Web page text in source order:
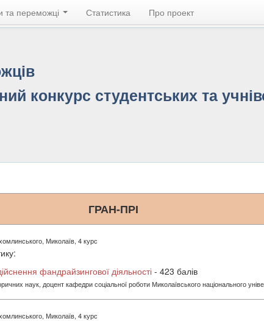
та переможці Статистика Про проект
конкурс студентських та
ГРАН-ПРІ
Миколаїв, 4 курс
фандрайзингової діяльності - 423 балів
наук, доцент кафедри соціальної роботи Миколаївського національного
Миколаїв, 4 курс